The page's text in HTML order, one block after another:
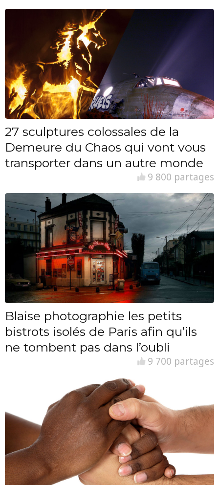
27 sculptures colossales de la
Demeure du Chaos qui vont vous
transporter dans un autre monde
9 800 partages
Blaise photographie les petits
bistrots isolés de Paris afin qu’ils
ne tombent pas dans l’oubli
9 700 partages